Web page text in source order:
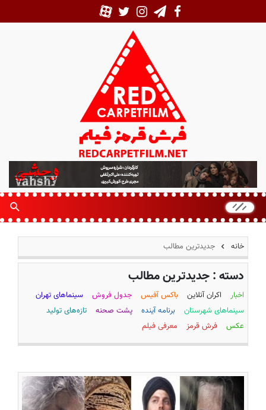
ر
ش
ر
م
ز
خانه جدیدترین مطالب
دسته :جدیدترین مطالب
اخبار اکران آنلاین باکس آفیس جدول فروش
سینماهای تهران
سینماهای شهرستان
برنامه آینده پشت صحنه
تازه‌های تولید
عکس
فرش قرمز معرفی فیلم